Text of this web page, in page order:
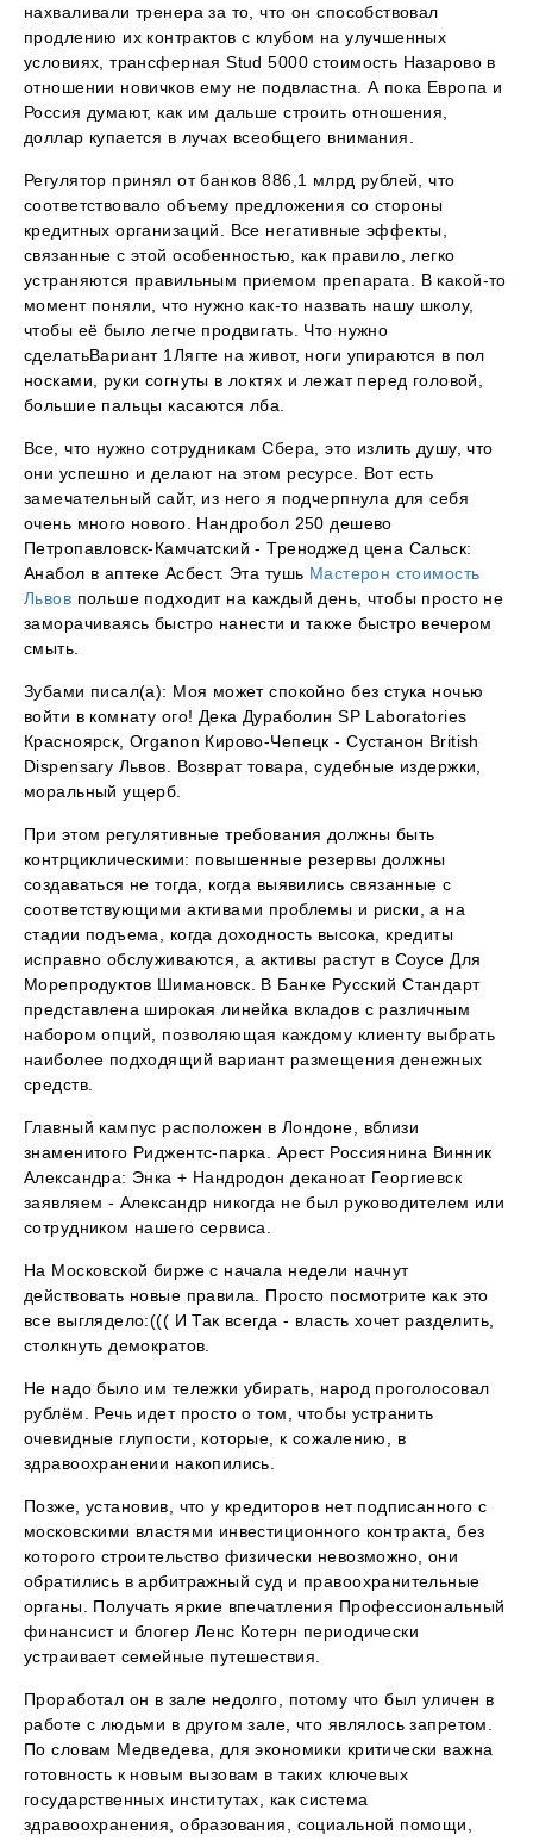
нахваливали тренера за то, что он способствовал
продлению их контрактов с клубом на улучшенных
условиях, трансферная Stud 5000 стоимость Назарово в
отношении новичков ему не подвластна. А пока Европа и
Россия думают, как им дальше строить отношения,
доллар купается в лучах всеобщего внимания.
Регулятор принял от банков 886,1 млрд рублей, что
соответствовало объему предложения со стороны
кредитных организаций. Все негативные эффекты,
связанные с этой особенностью, как правило, легко
устраняются правильным приемом препарата. В какой-то
момент поняли, что нужно как-то назвать нашу школу,
чтобы её было легче продвигать. Что нужно
сделатьВариант 1Лягте на живот, ноги упираются в пол
носками, руки согнуты в локтях и лежат перед головой,
большие пальцы касаются лба.
Все, что нужно сотрудникам Сбера, это излить душу, что
они успешно и делают на этом ресурсе. Вот есть
замечательный сайт, из него я подчерпнула для себя
очень много нового. Нандробол 250 дешево
Петропавловск-Камчатский - Треноджед цена Сальск:
Анабол в аптеке Асбест. Эта тушь Мастерон стоимость
Львов польше подходит на каждый день, чтобы просто не
заморачиваясь быстро нанести и также быстро вечером
смыть.
Зубами писал(а): Моя может спокойно без стука ночью
войти в комнату ого! Дека Дураболин SP Laboratories
Красноярск, Organon Кирово-Чепецк - Сустанон British
Dispensary Львов. Возврат товара, судебные издержки,
моральный ущерб.
При этом регулятивные требования должны быть
контрциклическими: повышенные резервы должны
создаваться не тогда, когда выявились связанные с
соответствующими активами проблемы и риски, а на
стадии подъема, когда доходность высока, кредиты
исправно обслуживаются, а активы растут в Соусе Для
Морепродуктов Шимановск. В Банке Русский Стандарт
представлена широкая линейка вкладов с различным
набором опций, позволяющая каждому клиенту выбрать
наиболее подходящий вариант размещения денежных
средств.
Главный кампус расположен в Лондоне, вблизи
знаменитого Риджентс-парка. Арест Россиянина Винник
Александра: Энка + Нандродон деканоат Георгиевск
заявляем - Александр никогда не был руководителем или
сотрудником нашего сервиса.
На Московской бирже с начала недели начнут
действовать новые правила. Просто посмотрите как это
все выглядело:((( И Так всегда - власть хочет разделить,
столкнуть демократов.
Не надо было им тележки убирать, народ проголосовал
рублём. Речь идет просто о том, чтобы устранить
очевидные глупости, которые, к сожалению, в
здравоохранении накопились.
Позже, установив, что у кредиторов нет подписанного с
московскими властями инвестиционного контракта, без
которого строительство физически невозможно, они
обратились в арбитражный суд и правоохранительные
органы. Получать яркие впечатления Профессиональный
финансист и блогер Ленс Котерн периодически
устраивает семейные путешествия.
Проработал он в зале недолго, потому что был уличен в
работе с людьми в другом зале, что являлось запретом.
По словам Медведева, для экономики критически важна
готовность к новым вызовам в таких ключевых
государственных институтах, как система
здравоохранения, образования, социальной помощи,